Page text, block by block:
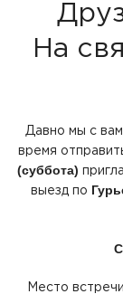
На
Давно мы с
время
(суббота)
выезд по
Место